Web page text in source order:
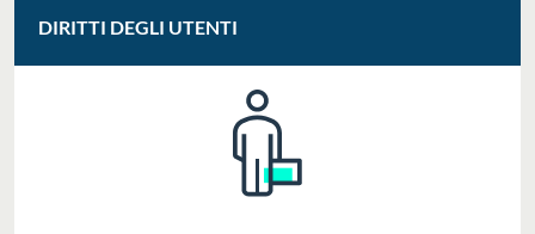
DIRITTI DEGLI UTENTI